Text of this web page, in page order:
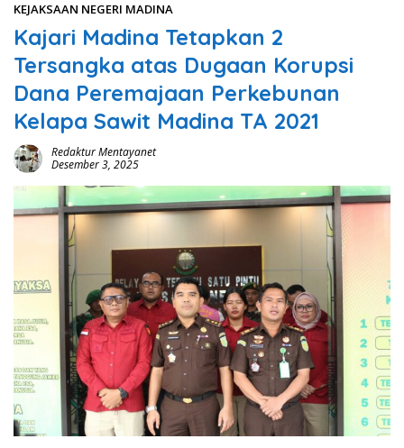
KEJAKSAAN NEGERI MADINA
Kajari Madina Tetapkan 2
Tersangka atas Dugaan Korupsi
Dana Peremajaan Perkebunan
Kelapa Sawit Madina TA 2021
Redaktur Mentayanet
Desember 3, 2025